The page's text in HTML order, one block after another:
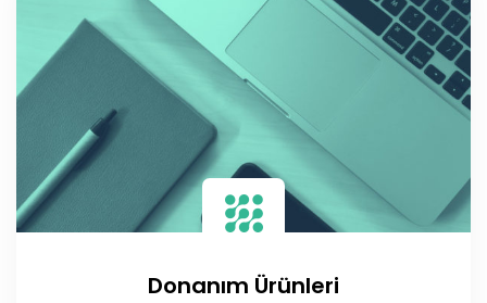
Donanım Ürünleri